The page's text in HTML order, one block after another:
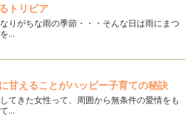
んの世界
くなりになられました。 今回のコラ
よう
シ」。前の年の「犬」は赤ちゃんに
らよく目に…
トリビア
りがちな雨の季節・・・そんな日は雨にまつ
…
甘えることがハッピー子育ての秘訣
てきた女性って、周囲から無条件の愛情をも
…